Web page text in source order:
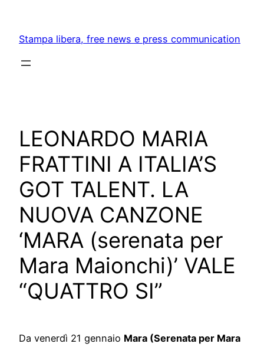
content
Stampa libera, free news e press communication
LEONARDO MARIA
FRATTINI A ITALIA’S
GOT TALENT. LA
NUOVA CANZONE
‘MARA (serenata per
Mara Maionchi)’ VALE
“QUATTRO SI”
Da venerdì 21 gennaio Mara (Serenata per Mara